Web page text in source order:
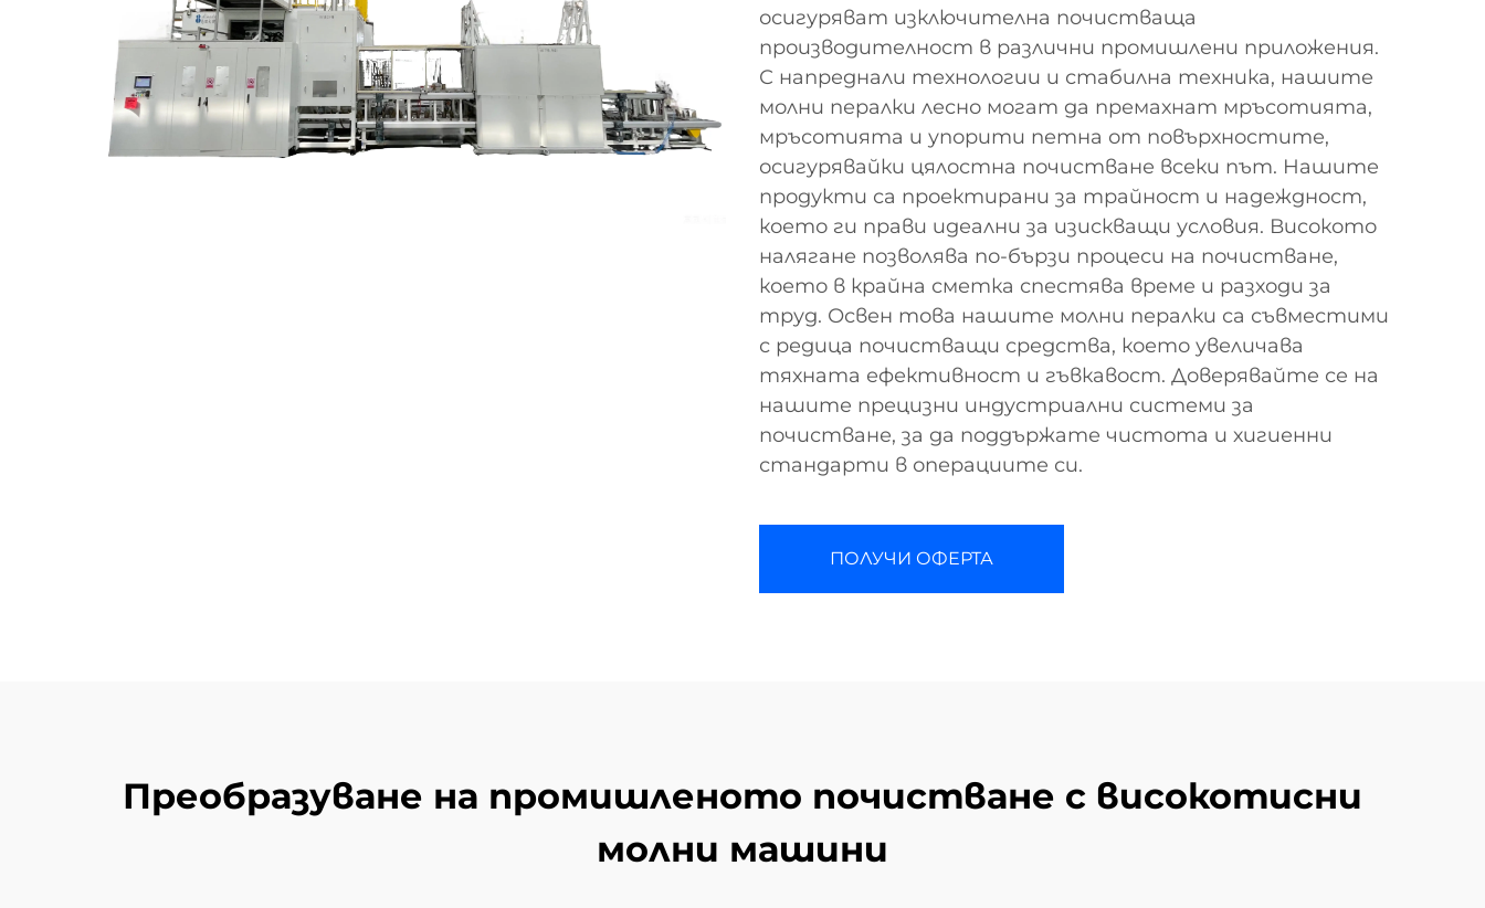
осигуряват изключителна почистваща
производителност в различни промишлени приложения.
С напреднали технологии и стабилна техника, нашите
молни пералки лесно могат да премахнат мръсотията,
мръсотията и упорити петна от повърхностите,
осигурявайки цялостна почистване всеки път. Нашите
продукти са проектирани за трайност и надеждност,
което ги прави идеални за изискващи условия. Високото
налягане позволява по-бързи процеси на почистване,
което в крайна сметка спестява време и разходи за
труд. Освен това нашите молни пералки са съвместими
с редица почистващи средства, което увеличава
тяхната ефективност и гъвкавост. Доверявайте се на
нашите прецизни индустриални системи за
почистване, за да поддържате чистота и хигиенни
стандарти в операциите си.
ПОЛУЧИ ОФЕРТА
Преобразуване на промишленото почистване с високотисни
молни машини